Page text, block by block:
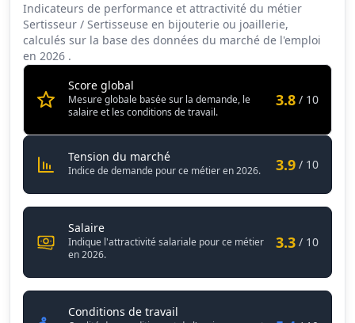
Indicateurs de performance et attractivité du métier
Sertisseur / Sertisseuse en bijouterie ou joaillerie,
calculés sur la base des données du marché de l'emploi
en 2026 .
Score global
Mesure globale basée sur la demande, le
salaire et les conditions de travail.
3.8 / 10
Tension du marchéSertisseur / Sertisseuse en
Indice de demande pour ce métier en 2026. 3.9 / 10
SalaireSertisseur / Sertisseuse en bijouterie ou
Indique l'attractivité salariale pour ce métier
en 2026.
3.3 / 10
Conditions de travail